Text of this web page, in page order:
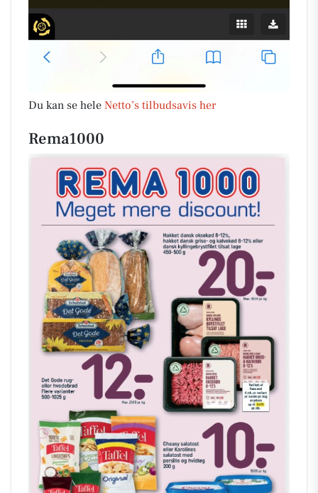
Du kan se hele Netto’s tilbudsavis her
Rema1000